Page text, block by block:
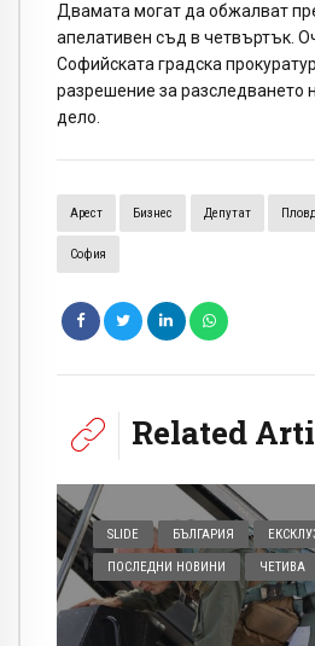
Двамата могат да обжалват
апелативен съд в четвъртък.
Софийската градска
разрешение за разследването
дело.
Арест Бизнес Депутат
София
Related
SLIDE БЪЛГАРИЯ
ПОСЛЕДНИ НОВИНИ ЧЕТИВА